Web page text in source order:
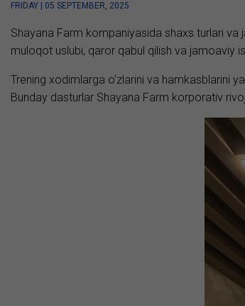
FRIDAY | 05 SEPTEMBER, 2025
Shayana Farm kompaniyasida shaxs turlari va
muloqot uslubi, qaror qabul qilish va jamoaviy
Trening xodimlarga o‘zlarini va hamkasblarini
Bunday dasturlar Shayana Farm korporativ